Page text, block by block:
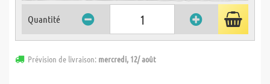
Quantité
Prévision de livraison: mercredi, 12/ août